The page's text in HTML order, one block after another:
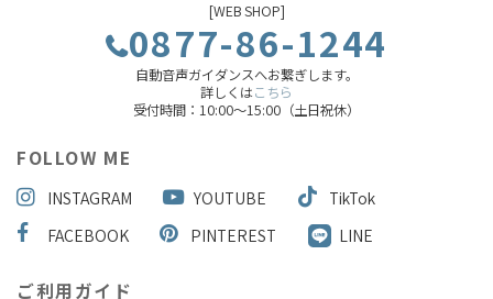
[WEB SHOP]
0877-86-1244
自動音声ガイダンスへお繋ぎします。
詳しくはこちら
受付時間：10:00～15:00（土日祝休）
FOLLOW ME
INSTAGRAM YOUTUBE
TikTok
FACEBOOK
PINTEREST LINE
ご利用ガイド